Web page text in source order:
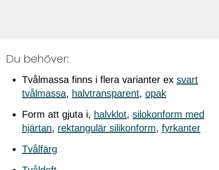
Du behöver:
Tvålmassa finns i flera varianter ex svart
tvålmassa, halvtransparent, opak
Form att gjuta i, halvklot, silokonform med
hjärtan, rektangulär silikonform, fyrkanter
Tvålfärg